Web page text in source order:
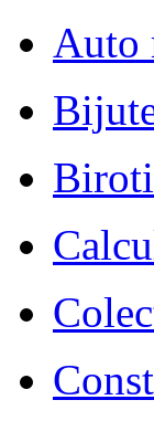
Auto